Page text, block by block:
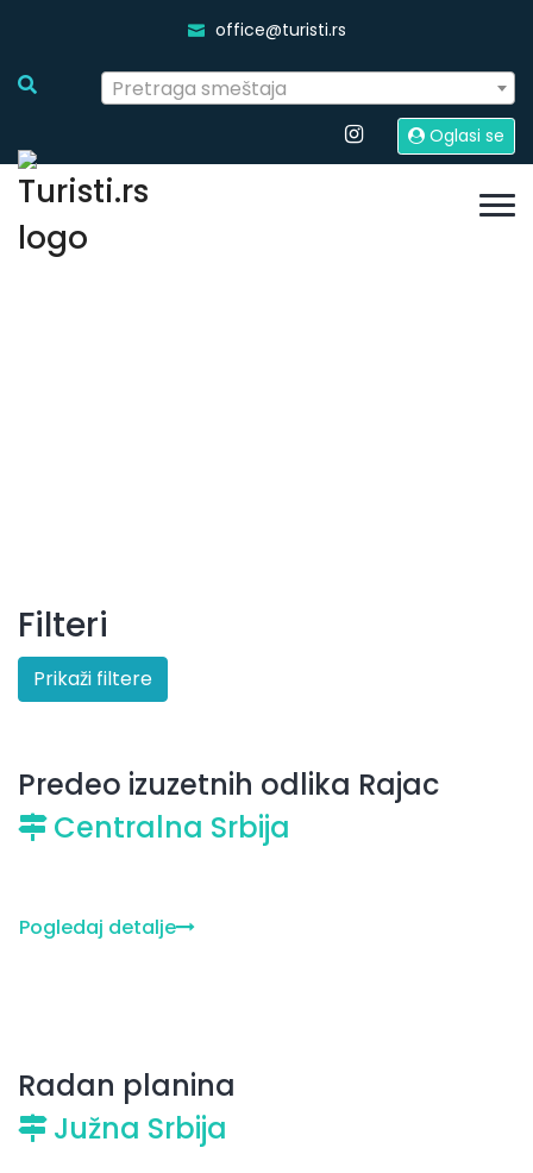
office@turisti.rs
Pretraga smeštaja
Oglasi se
Filteri
Prikaži filtere
Predeo izuzetnih odlika Rajac
Centralna Srbija
Pogledaj detalje
Radan planina
Južna Srbija